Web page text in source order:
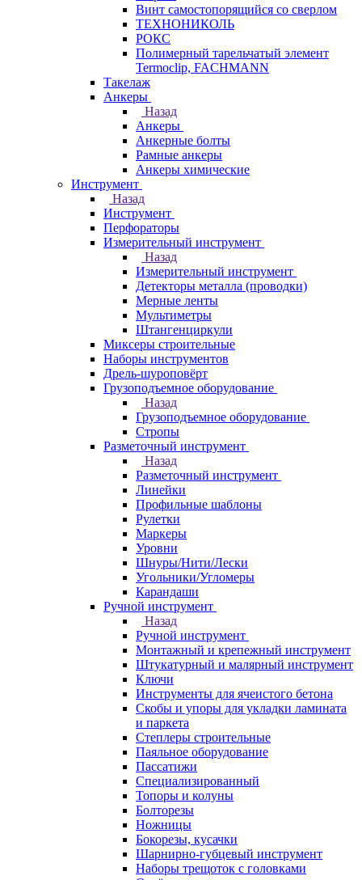
Винт самостопорящийся со сверлом
ТЕХНОНИКОЛЬ
РОКС
Полимерный тарельчатый элемент
Termoclip, FACHMANN
Такелаж
Анкеры
Назад
Анкеры
Анкерные болты
Рамные анкеры
Анкеры химические
Инструмент
Назад
Инструмент
Перфораторы
Измерительный инструмент
Назад
Измерительный инструмент
Детекторы металла (проводки)
Мерные ленты
Мультиметры
Штангенциркули
Миксеры строительные
Наборы инструментов
Дрель-шуроповёрт
Грузоподъемное оборудование
Назад
Грузоподъемное оборудование
Стропы
Разметочный инструмент
Назад
Разметочный инструмент
Линейки
Профильные шаблоны
Рулетки
Маркеры
Уровни
Шнуры/Нити/Лески
Угольники/Угломеры
Карандаши
Ручной инструмент
Назад
Ручной инструмент
Монтажный и крепежный инструмент
Штукатурный и малярный инструмент
Ключи
Инструменты для ячеистого бетона
Скобы и упоры для укладки ламината
и паркета
Степлеры строительные
Паяльное оборудование
Пассатижи
Специализированный
Топоры и колуны
Болторезы
Ножницы
Бокорезы, кусачки
Шарнирно-губцевый инструмент
Наборы трещоток с головками